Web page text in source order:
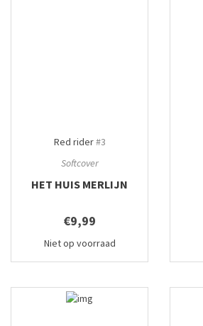
Red rider#3
Softcover
HET HUIS MERLIJN
€9,99
Niet op voorraad